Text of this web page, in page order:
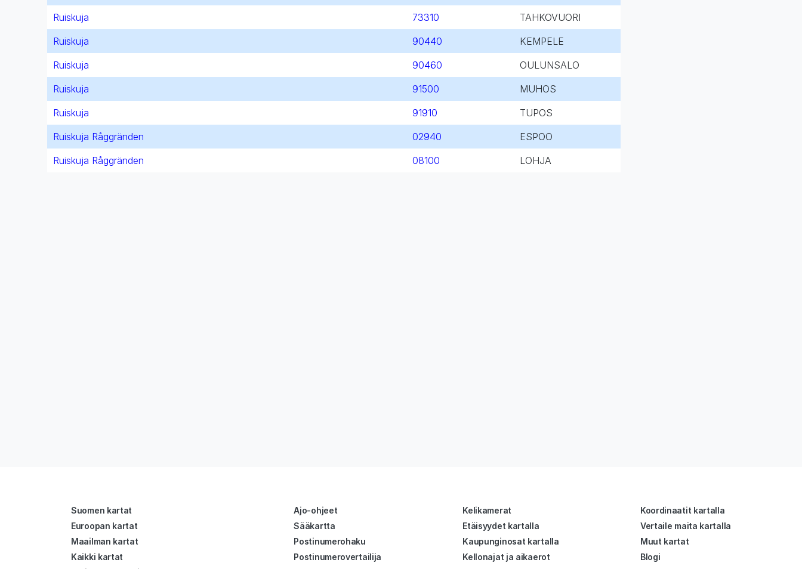
Ruiskuja
73310
TAHKOVUORI
Ruiskuja
90440
KEMPELE
Ruiskuja
90460
OULUNSALO
Ruiskuja
91500
MUHOS
Ruiskuja
91910
TUPOS
Ruiskuja Råggränden
02940
ESPOO
Ruiskuja Råggränden
08100 LOHJA
Suomen kartat
Euroopan kartat
Maailman kartat
Kaikki kartat
Ajo-ohjeet
Sääkartta
Postinumerohaku
Postinumerovertailija
Kelikamerat
Etäisyydet kartalla
Kaupunginosat kartalla
Kellonajat ja aikaerot
Koordinaatit kartalla
Vertaile maita kartalla
Muut kartat
Blogi